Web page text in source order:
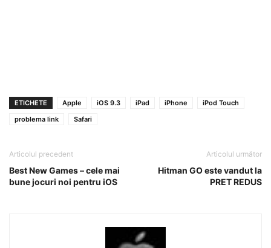
ETICHETE Apple iOS 9.3 iPad iPhone
iPod Touch
problema link
Safari
Articolul precedent
Best New Games – cele mai
bune jocuri noi pentru iOS
Articolul următor
Hitman GO este vandut la
PRET REDUS